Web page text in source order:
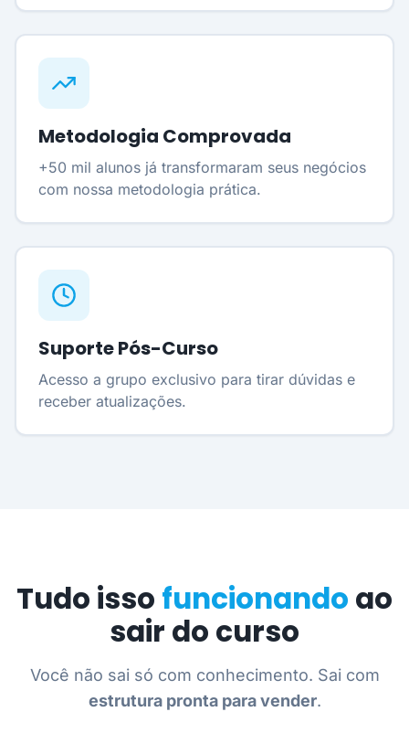
Metodologia Comprovada
+50 mil alunos já transformaram seus negócios
com nossa metodologia prática.
Suporte Pós-Curso
Acesso a grupo exclusivo para tirar dúvidas e
receber atualizações.
Tudo isso funcionando ao
sair do curso
Você não sai só com conhecimento. Sai com
estrutura pronta para vender.